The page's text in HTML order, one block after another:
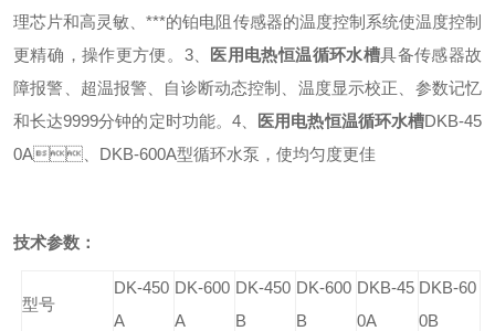
理芯片和高灵敏、***的铂电阻传感器的温度控制系统使温度控制
更精确，操作更方便。 3、 医用电热恒温循环水槽具备传感器故
障报警、超温报警、自诊断动态控制、温度显示校正、参数记忆
和长达9999分钟的定时功能。4、 医用电热恒温循环水槽DKB-45
0A、DKB-600A型循环水泵，使均匀度更佳
技术参数：
型号
DK-450
A
DK-600
A
DK-450
B
DK-600
B
DKB-45
0A
DKB-60
0B